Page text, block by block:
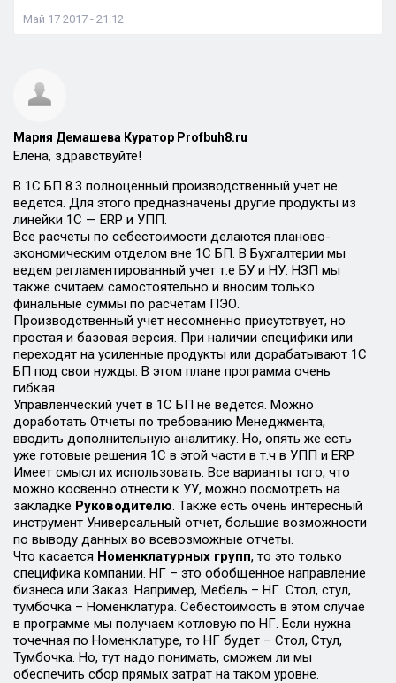
Май 17 2017 - 21:12
Мария Демашева Куратор Profbuh8.ru
Елена, здравствуйте!
В 1С БП 8.3 полноценный производственный учет не
ведется. Для этого предназначены другие продукты из
линейки 1С — ERP и УПП.
Все расчеты по себестоимости делаются планово-
экономическим отделом вне 1С БП. В Бухгалтерии мы
ведем регламентированный учет т.е БУ и НУ. НЗП мы
также считаем самостоятельно и вносим только
финальные суммы по расчетам ПЭО.
Производственный учет несомненно присутствует, но
простая и базовая версия. При наличии специфики или
переходят на усиленные продукты или дорабатывают 1С
БП под свои нужды. В этом плане программа очень
гибкая.
Управленческий учет в 1С БП не ведется. Можно
доработать Отчеты по требованию Менеджмента,
вводить дополнительную аналитику. Но, опять же есть
уже готовые решения 1С в этой части в т.ч в УПП и ERP.
Имеет смысл их использовать. Все варианты того, что
можно косвенно отнести к УУ, можно посмотреть на
закладке Руководителю. Также есть очень интересный
инструмент Универсальный отчет, большие возможности
по выводу данных во всевозможные отчеты.
Что касается Номенклатурных групп, то это только
специфика компании. НГ – это обобщенное направление
бизнеса или Заказ. Например, Мебель – НГ. Стол, стул,
тумбочка – Номенклатура. Себестоимость в этом случае
в программе мы получаем котловую по НГ. Если нужна
точечная по Номенклатуре, то НГ будет – Стол, Стул,
Тумбочка. Но, тут надо понимать, сможем ли мы
обеспечить сбор прямых затрат на таком уровне.